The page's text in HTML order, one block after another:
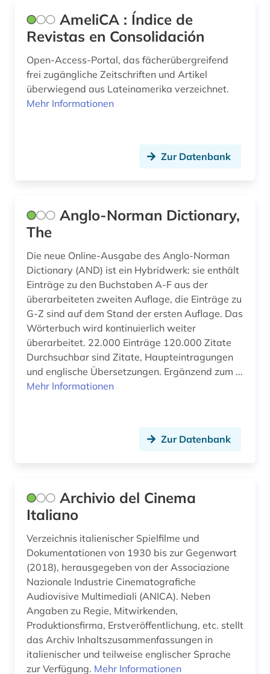
elvish (1)
enzyklopädie (4)
erlebnisbericht (1)
fachdidaktik (15)
fachliteratur (1)
fachportal (2)
fernando pessoa (1)
fernsehen (2)
film (4)
forschung (1)
forschungsprojekt (1)
forschungsreise (1)
foto (1)
fotografie (2)
frankokanadisch (2)
frankophonie (1)
AmeliCA : Índice de
Revistas en Consolidación
Open-Access-Portal, das fächerübergreifend
frei zugängliche Zeitschriften und Artikel
überwiegend aus Lateinamerika verzeichnet.
Mehr Informationen
Zur Datenbank
Anglo-Norman Dictionary,
The
Die neue Online-Ausgabe des Anglo-Norman
Dictionary (AND) ist ein Hybridwerk: sie enthält
Einträge zu den Buchstaben A-F aus der
überarbeiteten zweiten Auflage, die Einträge zu
G-Z sind auf dem Stand der ersten Auflage. Das
Wörterbuch wird kontinuierlich weiter
überarbeitet. 22.000 Einträge 120.000 Zitate
Durchsuchbar sind Zitate, Haupteintragungen
und englische Übersetzungen. Ergänzend zum ...
Mehr Informationen
Zur Datenbank
Archivio del Cinema
Italiano
Verzeichnis italienischer Spielfilme und
Dokumentationen von 1930 bis zur Gegenwart
(2018), herausgegeben von der Associazione
Nazionale Industrie Cinematografiche
Audiovisive Multimediali (ANICA). Neben
Angaben zu Regie, Mitwirkenden,
Produktionsfirma, Erstveröffentlichung, etc. stellt
das Archiv Inhaltszusammenfassungen in
italienischer und teilweise englischer Sprache
zur Verfügung. Mehr Informationen